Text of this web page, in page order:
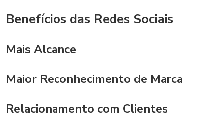
Benefícios das Redes Sociais
Mais Alcance
Maior Reconhecimento de Marca
Relacionamento com Clientes